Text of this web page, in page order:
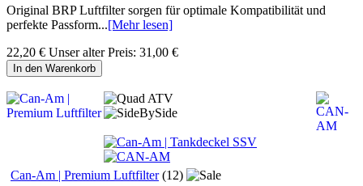
Original BRP Luftfilter sorgen für optimale Kompatibilität und
perfekte Passform...[Mehr lesen]
22,20 € Unser alter Preis: 31,00 €
In den Warenkorb
Can-Am | Premium Luftfilter (12)